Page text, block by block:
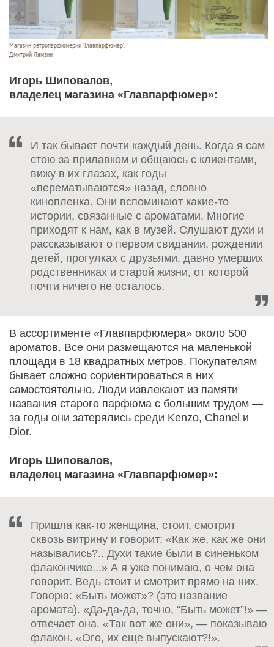
Магазин ретропарфюмерии "Главпарфюмер".
Дмитрий Лямзин
Игорь Шиповалов,
владелец магазина «Главпарфюмер»:
И так бывает почти каждый день. Когда я сам
стою за прилавком и общаюсь с клиентами,
вижу в их глазах, как годы
«перематываются» назад, словно
кинопленка. Они вспоминают какие-то
истории, связанные с ароматами. Многие
приходят к нам, как в музей. Слушают духи и
рассказывают о первом свидании, рождении
детей, прогулках с друзьями, давно умерших
родственниках и старой жизни, от которой
почти ничего не осталось.
В ассортименте «Главпарфюмера» около 500
ароматов. Все они размещаются на маленькой
площади в 18 квадратных метров. Покупателям
бывает сложно сориентироваться в них
самостоятельно. Люди извлекают из памяти
названия старого парфюма с большим трудом —
за годы они затерялись среди Kenzo, Chanel и
Dior.
Игорь Шиповалов,
владелец магазина «Главпарфюмер»:
Пришла как-то женщина, стоит, смотрит
сквозь витрину и говорит: «Как же, как же они
назывались?.. Духи такие были в синеньком
флакончике...» А я уже понимаю, о чем она
говорит. Ведь стоит и смотрит прямо на них.
Говорю: «Быть может»? (это название
аромата). «Да-да-да, точно, “Быть может”!» —
отвечает она. «Так вот же они», — показываю
флакон. «Ого, их еще выпускают?!».